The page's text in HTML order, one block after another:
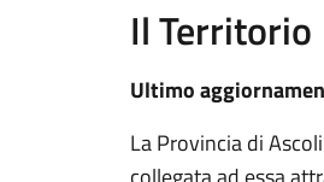
Il Territorio
Ultimo
La Provincia di